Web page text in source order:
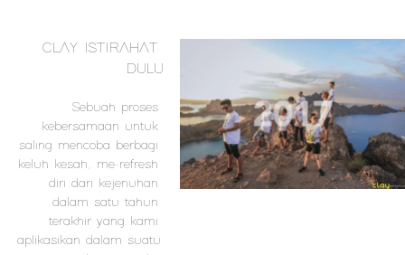
CLAY ISTIRAHAT
DULU
Sebuah proses
kebersamaan untuk
saling mencoba berbagi
keluh kesah, me-refresh
diri dari kejenuhan
dalam satu tahun
terakhir yang kami
aplikasikan dalam suatu